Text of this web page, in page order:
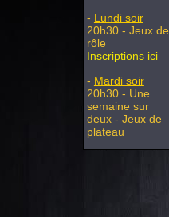
- Lundi soir
20h30 - Jeux de
rôle
Inscriptions ici
- Mardi soir
20h30 - Une
semaine sur
deux - Jeux de
plateau